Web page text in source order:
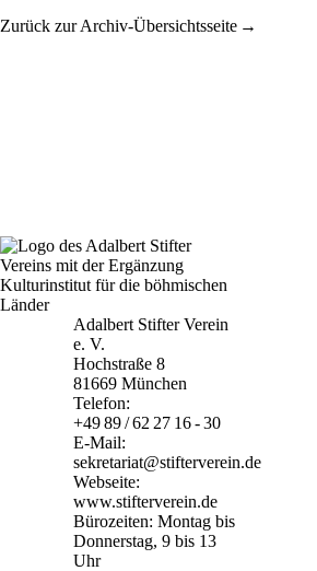
Zurück zur Archiv-Übersichtsseite
Adalbert Stifter Verein
e. V.
Hochstraße 8
81669 München
Telefon:
+49 89 / 62 27 16 - 30
E-Mail:
sekretariat@stifterverein.de
Webseite:
www.stifterverein.de
Bürozeiten: Montag bis
Donnerstag, 9 bis 13
Uhr